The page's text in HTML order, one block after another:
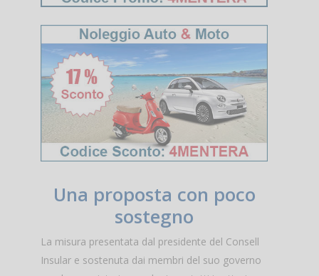
Una proposta con poco
sostegno
La misura presentata dal presidente del Consell
Insular e sostenuta dai membri del suo governo